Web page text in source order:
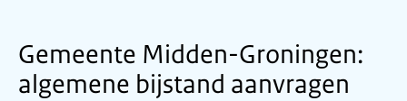
Gemeente Midden-Groningen:
algemene bijstand aanvragen